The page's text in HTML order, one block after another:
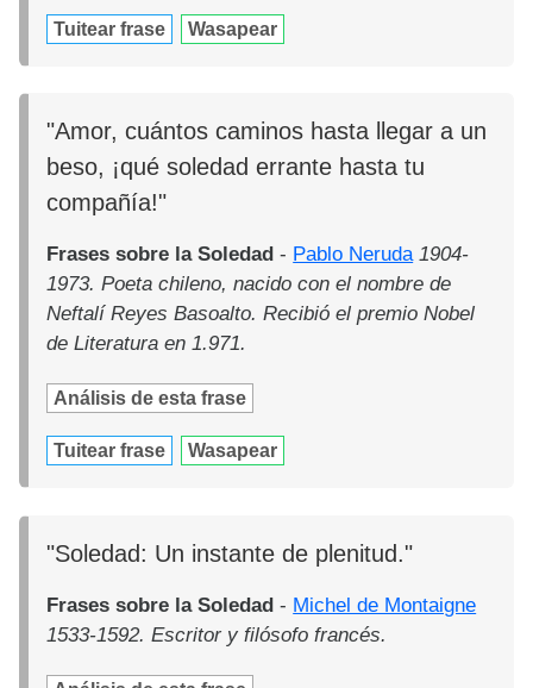
Tuitear frase Wasapear
"Amor, cuántos caminos hasta llegar a un
beso, ¡qué soledad errante hasta tu
compañía!"
Frases sobre la Soledad - Pablo Neruda 1904-
1973. Poeta chileno, nacido con el nombre de
Neftalí Reyes Basoalto. Recibió el premio Nobel
de Literatura en 1.971.
Análisis de esta frase
Tuitear frase Wasapear
"Soledad: Un instante de plenitud."
Frases sobre la Soledad - Michel de Montaigne
1533-1592. Escritor y filósofo francés.